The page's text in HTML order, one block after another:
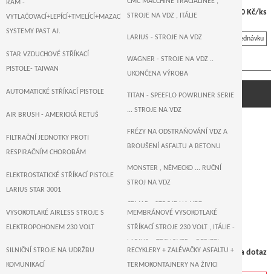
75 746,00 Kč/ks
Na objednávku
Cena na dotaz
STROJE NA VDZ , ITÁLIE
LARIUS - STROJE NA VDZ
WAGNER - STROJE NA VDZ ..
UKONČENA VÝROBA
TITAN - SPEEFLO POWRLINER SERIE
... STROJE NA VDZ
FRÉZY NA ODSTRAŇOVÁNÍ VDZ A
BROUŠENÍ ASFALTU A BETONU
MONSTER , NĚMECKO ... RUČNÍ
STROJ NA VDZ
CEMAR - STROJE NA VDZ
RAM -
VYTLAČOVACÍ+LEPÍCÍ+TMELÍCÍ+MAZACÍ+DOPRAVNÍ
SYSTEMY PAST AJ.
STAR VZDUCHOVÉ STŘÍKACÍ
PISTOLE- TAIWAN
AUTOMATICKÉ STŘÍKACÍ PISTOLE
AIR BRUSH - AMERICKÁ RETUŠ
FILTRAČNÍ JEDNOTKY PROTI
RESPIRAČNÍM CHOROBÁM
ELEKTROSTATICKÉ STŘÍKACÍ PISTOLE
LARIUS STAR 3001
VYSOKOTLAKÉ AIRLESS STROJE S
ELEKTROPOHONEM 230 VOLT
MEMBRÁNOVÉ VYSOKOTLAKÉ
STŘÍKACÍ STROJE 230 VOLT , ITÁLIE -
LARIUS + TECNOVER + BERIZZI
T R I T E C H - US AIRLESS STŘÍKACÍ
SILNIČNÍ STROJE NA UDRŽBU
KOMUNIKACÍ
RECYKLERY + ZALÉVAČKY ASFALTU +
TERMOKONTAJNERY NA ŽIVICI